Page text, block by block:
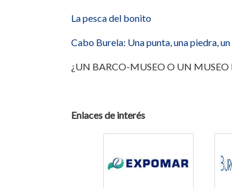
La pesca del bonito
Cabo Burela: Una punta, una piedra,
¿UN BARCO-MUSEO O UN MUSEO
Enlaces de interés